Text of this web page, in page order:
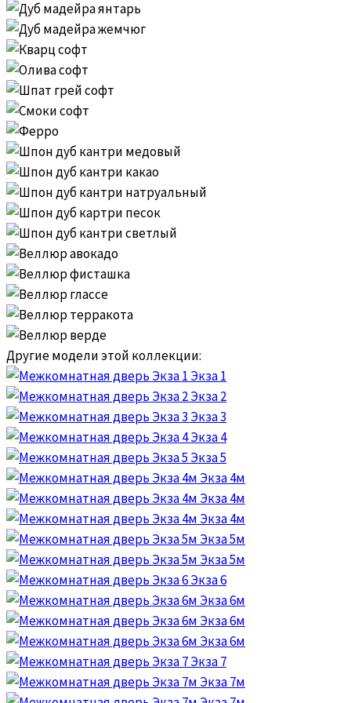
Другие модели этой коллекции:
Экза 1
Экза 2
Экза 3
Экза 4
Экза 5
Экза 4м
Экза 4м
Экза 4м
Экза 5м
Экза 5м
Экза 6
Экза 6м
Экза 6м
Экза 6м
Экза 7
Экза 7м